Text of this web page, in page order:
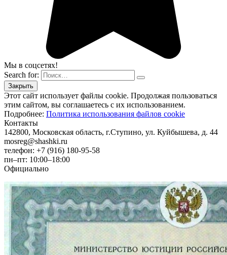
Мы в соцсетях!
Search for:
Этот сайт использует файлы cookie. Продолжая пользоваться
этим сайтом, вы соглашаетесь с их использованием.
Подробнее: Политика использования файлов cookie
Контакты
142800, Московская область, г.Ступино, ул. Куйбышева, д. 44
mosreg@shashki.ru
телефон: +7 (916) 180-95-58
пн–пт: 10:00–18:00
Официально